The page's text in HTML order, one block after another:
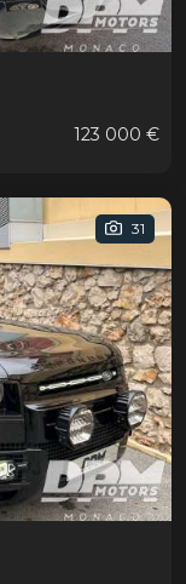
123 000 €
31